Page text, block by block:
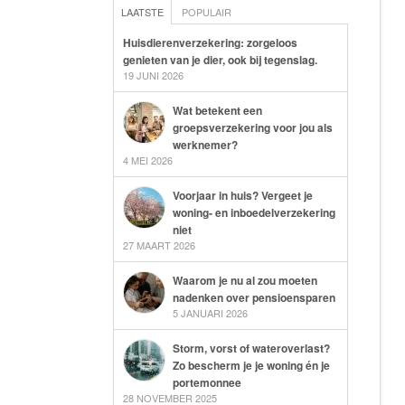
LAATSTE POPULAIR
Huisdierenverzekering: zorgeloos
genieten van je dier, ook bij tegenslag.
19 JUNI 2026
Wat betekent een
groepsverzekering voor jou als
werknemer?
4 MEI 2026
Voorjaar in huis? Vergeet je
woning- en inboedelverzekering
niet
27 MAART 2026
Waarom je nu al zou moeten
nadenken over pensioensparen
5 JANUARI 2026
Storm, vorst of wateroverlast?
Zo bescherm je je woning én je
portemonnee
28 NOVEMBER 2025